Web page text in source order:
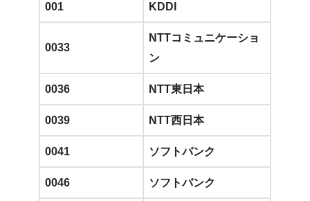
001 KDDI
0033
NTTコミュニケーショ
ン
0036 NTT東日本
0039 NTT西日本
0041 ソフトバンク
0046 ソフトバンク